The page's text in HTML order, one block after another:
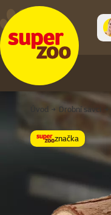
Úvod Drobní savci
značka